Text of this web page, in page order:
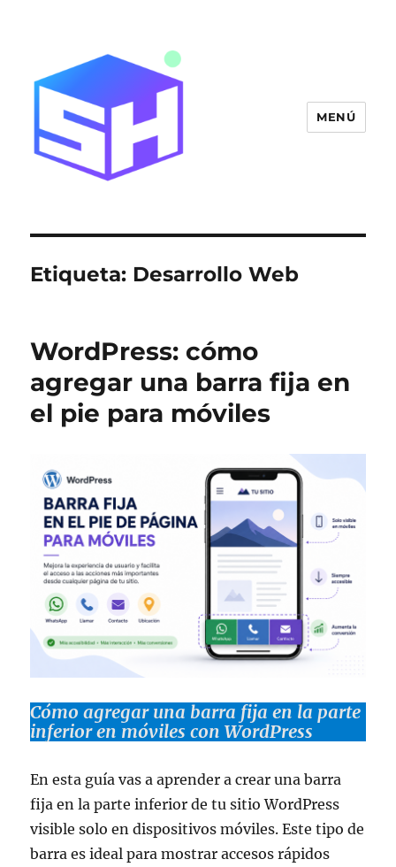
MENÚ
Etiqueta: Desarrollo Web
WordPress: cómo
agregar una barra fija en
el pie para móviles
Cómo agregar una barra fija en la parte
inferior en móviles con WordPress
En esta guía vas a aprender a crear una barra
fija en la parte inferior de tu sitio WordPress
visible solo en dispositivos móviles. Este tipo de
barra es ideal para mostrar accesos rápidos